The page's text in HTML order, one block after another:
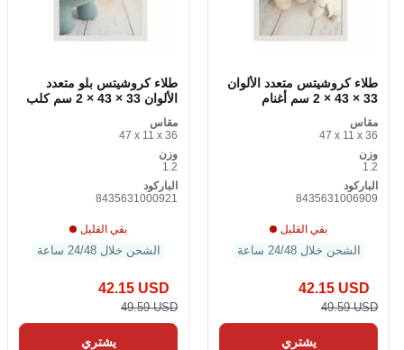
طلاء كروشيتس بلو متعدد
الألوان 33 × 43 × 2 سم كلب
مقاس
47 x 11 x 36
وزن
1.2
الباركود
8435631000921
بقي القليل
الشحن خلال 24/48 ساعة
42.15 USD
49.59 USD
يشتري
طلاء كروشيتس متعدد الألوان
33 × 43 × 2 سم أغنام
مقاس
47 x 11 x 36
وزن
1.2
الباركود
8435631006909
بقي القليل
الشحن خلال 24/48 ساعة
42.15 USD
49.59 USD
يشتري